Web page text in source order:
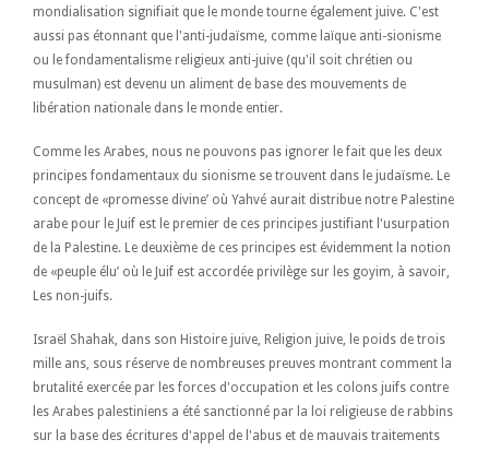
mondialisation signifiait que le monde tourne également juive. C'est
aussi pas étonnant que l'anti-judaïsme, comme laïque anti-sionisme
ou le fondamentalisme religieux anti-juive (qu'il soit chrétien ou
musulman) est devenu un aliment de base des mouvements de
libération nationale dans le monde entier.
Comme les Arabes, nous ne pouvons pas ignorer le fait que les deux
principes fondamentaux du sionisme se trouvent dans le judaïsme. Le
concept de «promesse divine’ où Yahvé aurait distribue notre Palestine
arabe pour le Juif est le premier de ces principes justifiant l'usurpation
de la Palestine. Le deuxième de ces principes est évidemment la notion
de «peuple élu’ où le Juif est accordée privilège sur les goyim, à savoir,
Les non-juifs.
Israël Shahak, dans son Histoire juive, Religion juive, le poids de trois
mille ans, sous réserve de nombreuses preuves montrant comment la
brutalité exercée par les forces d'occupation et les colons juifs contre
les Arabes palestiniens a été sanctionné par la loi religieuse de rabbins
sur la base des écritures d'appel de l'abus et de mauvais traitements